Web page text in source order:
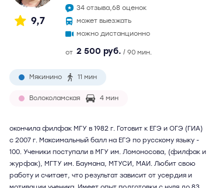
9,7
34 отзыва,68 оценок
может выезжать
можно дистанционно
от 2 500 руб. / 90 мин.
Мякинино 11 мин
Волоколамская 4 мин
окончила филфак МГУ в 1982 г. Готовит к ЕГЭ и ОГЭ (ГИА)
с 2007 г. Максимальный балл на ЕГЭ по русскому языку -
100. Ученики поступали в МГУ им. Ломоносова, (филфак и
журфак), МГТУ им. Баумана, МТУСИ, МАИ. Любит свою
работу и считает, что результат зависит от усердия и